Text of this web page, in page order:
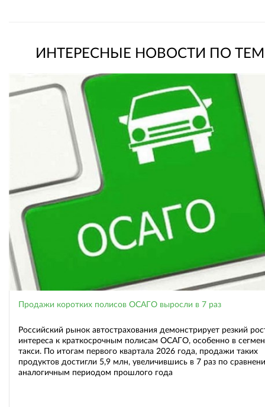
ИНТЕРЕСНЫЕ НОВОСТИ ПО
Продажи коротких полисов ОСАГО выросли в 7 раз
Российский рынок автострахования демонстрирует резкий
интереса к краткосрочным полисам ОСАГО, особенно в
такси. По итогам первого квартала 2026 года, продажи таких
продуктов достигли 5,9 млн, увеличившись в 7 раз по
аналогичным периодом прошлого года